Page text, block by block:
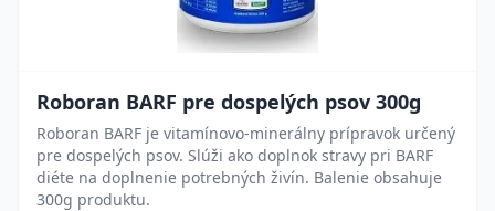
Roboran BARF pre dospelých psov 300g
Roboran BARF je vitamínovo-minerálny prípravok určený
pre dospelých psov. Slúži ako doplnok stravy pri BARF
diéte na doplnenie potrebných živín. Balenie obsahuje
300g produktu.